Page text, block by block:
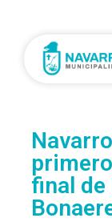
final